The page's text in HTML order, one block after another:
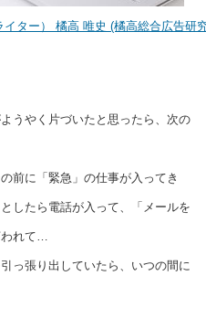
ター） 橘高 唯史 (橘高総合広告研
うやく片づいたと思ったら、次の
前に「緊急」の仕事が入ってき
したら電話が入って、「メールを
われて…
っ張り出していたら、いつの間に